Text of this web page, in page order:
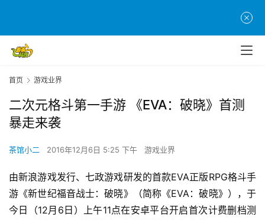
首页 游戏业界
二次元格斗第一手游 《EVA：破晓》首测
暴走来袭
茶馆小二 2016年12月6日 5:25 下午 游戏业界
由新浪游戏发行、七政游戏研发的首款EVA正版RPG格斗手
游《新世纪福音战士：破晓》（简称《EVA：破晓》），于
今日（12月6日）上午11点在安卓平台开启首次计费删档测